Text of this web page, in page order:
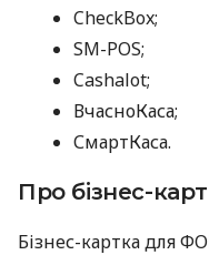
CheckBox;
SM-POS;
Cashalot;
ВчасноКаса;
СмартКаса.
Про бізнес-
Бізнес-картка для